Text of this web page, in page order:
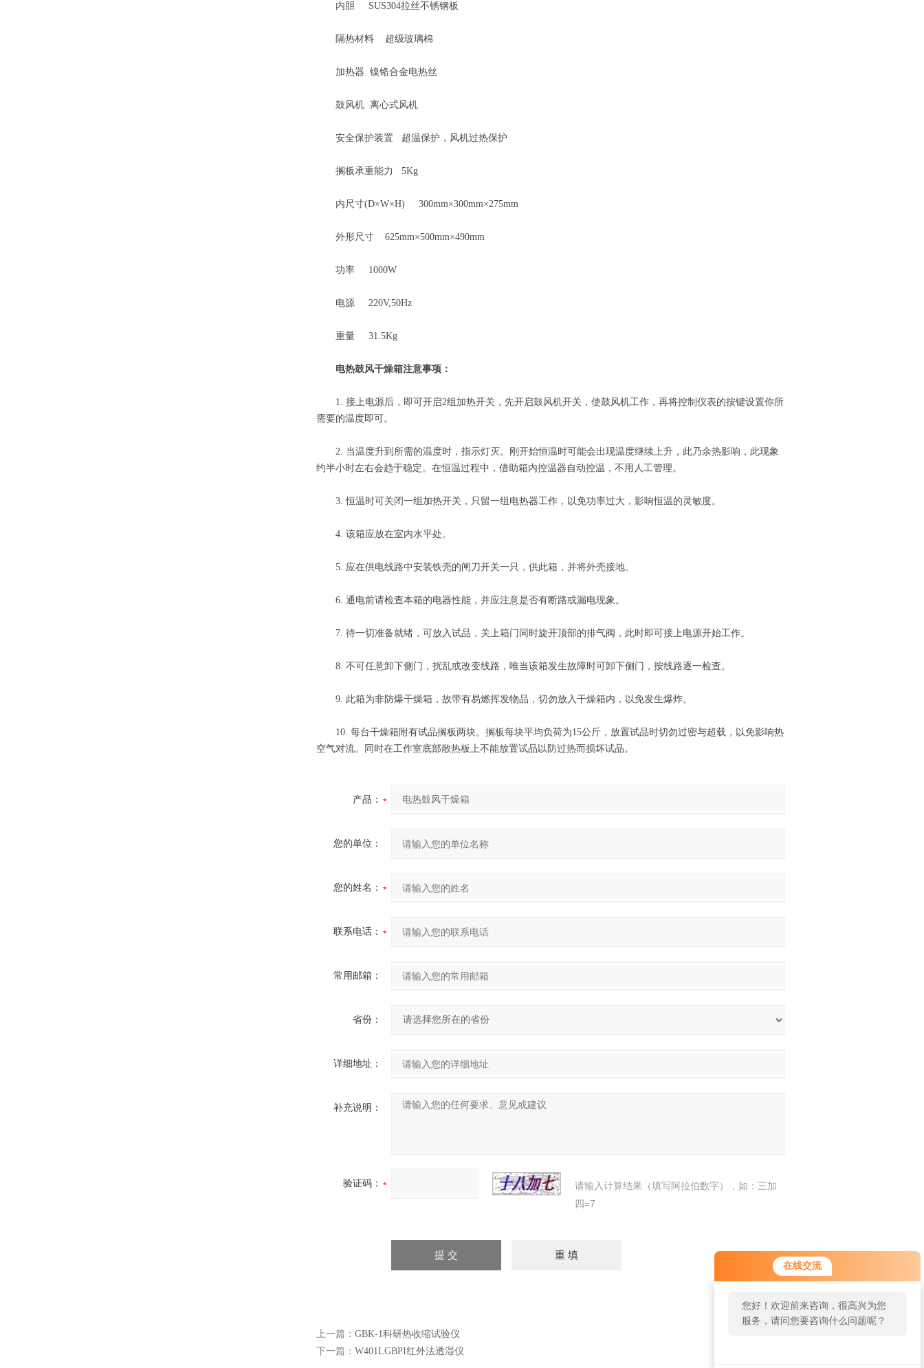
在线交流
您好！欢迎前来咨询，很高兴为您
服务，请问您要咨询什么问题呢？
内胆 SUS304拉丝不锈钢板
隔热材料 超级玻璃棉
加热器 镍铬合金电热丝
鼓风机 离心式风机
安全保护装置 超温保护，风机过热保护
搁板承重能力 5Kg
内尺寸(D×W×H) 300mm×300mm×275mm
外形尺寸 625mm×500mm×490mm
功率 1000W
电源 220V,50Hz
重量 31.5Kg
电热鼓风干燥箱注意事项：
1. 接上电源后，即可开启2组加热开关，先开启鼓风机开关，使鼓风机工作，再将控制仪表的按键设置你所
需要的温度即可。
2. 当温度升到所需的温度时，指示灯灭。刚开始恒温时可能会出现温度继续上升，此乃余热影响，此现象
约半小时左右会趋于稳定。在恒温过程中，借助箱内控温器自动控温，不用人工管理。
3. 恒温时可关闭一组加热开关，只留一组电热器工作，以免功率过大，影响恒温的灵敏度。
4. 该箱应放在室内水平处。
5. 应在供电线路中安装铁壳的闸刀开关一只，供此箱，并将外壳接地。
6. 通电前请检查本箱的电器性能，并应注意是否有断路或漏电现象。
7. 待一切准备就绪，可放入试品，关上箱门同时旋开顶部的排气阀，此时即可接上电源开始工作。
8. 不可任意卸下侧门，扰乱或改变线路，唯当该箱发生故障时可卸下侧门，按线路逐一检查。
9. 此箱为非防爆干燥箱，故带有易燃挥发物品，切勿放入干燥箱内，以免发生爆炸。
10. 每台干燥箱附有试品搁板两块。搁板每块平均负荷为15公斤，放置试品时切勿过密与超载，以免影响热
空气对流。同时在工作室底部散热板上不能放置试品以防过热而损坏试品。
产品：
您的单位：
您的姓名：
联系电话：
常用邮箱：
省份：
详细地址：
补充说明：
验证码：
请输入计算结果（填写阿拉伯数字），如：三加
四=7
上一篇： GBK-1科研热收缩试验仪
下一篇： W401LGBPI红外法透湿仪